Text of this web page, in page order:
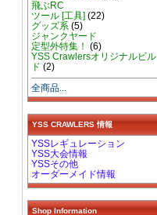
飛ぶRC
ツール [工具] (22)
グッズ系(5)
ジャンクヤード
定型外特集！ (6)
YSS Crawlersオリジナルビル
ド (2)
全商品...
YSS CRAWLERS 情報
YSSレギュレーション
YSS大会情報
YSSその他
オーダーメイド情報
Shop Information